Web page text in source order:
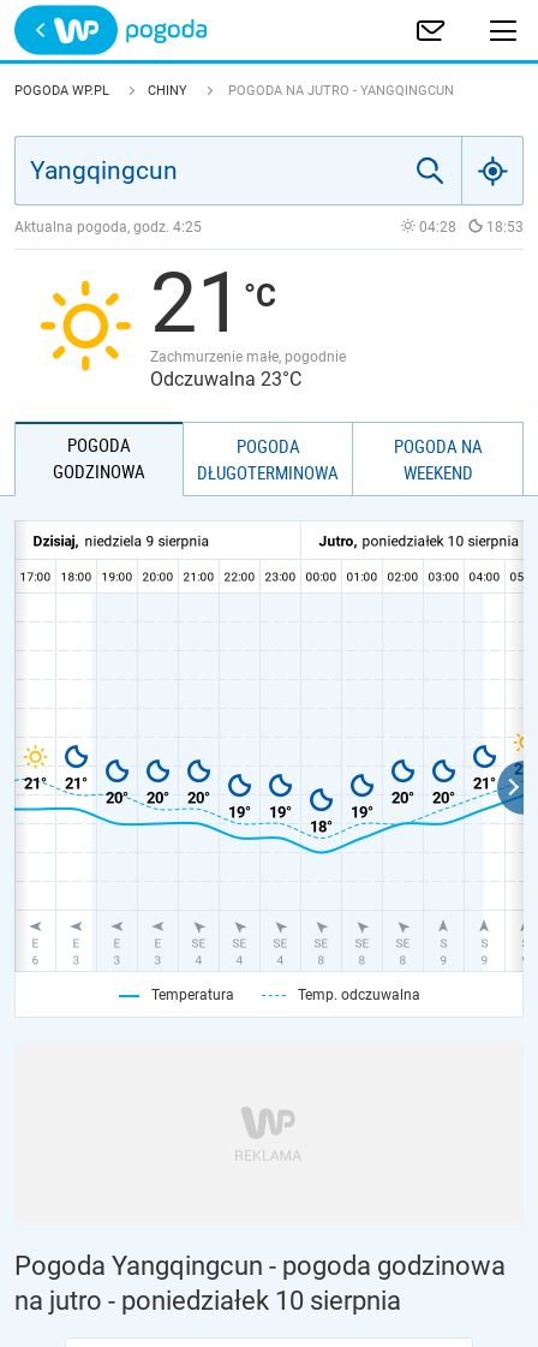
Trwa ładowanie
POLSKA
JAKOŚĆ POWIETRZA
POGODA WP.PL CHINY POGODA NA JUTRO - YANGQINGCUN
Aktualna pogoda, godz. 4:25 04:28 18:53
21
Zachmurzenie małe, pogodnie
Odczuwalna 23°C
POGODA
GODZINOWA
POGODA
DŁUGOTERMINOWA
POGODA NA
WEEKEND
Temperatura Temp. odczuwalna
Pogoda Yangqingcun - pogoda godzinowa
na jutro - poniedziałek 10 sierpnia